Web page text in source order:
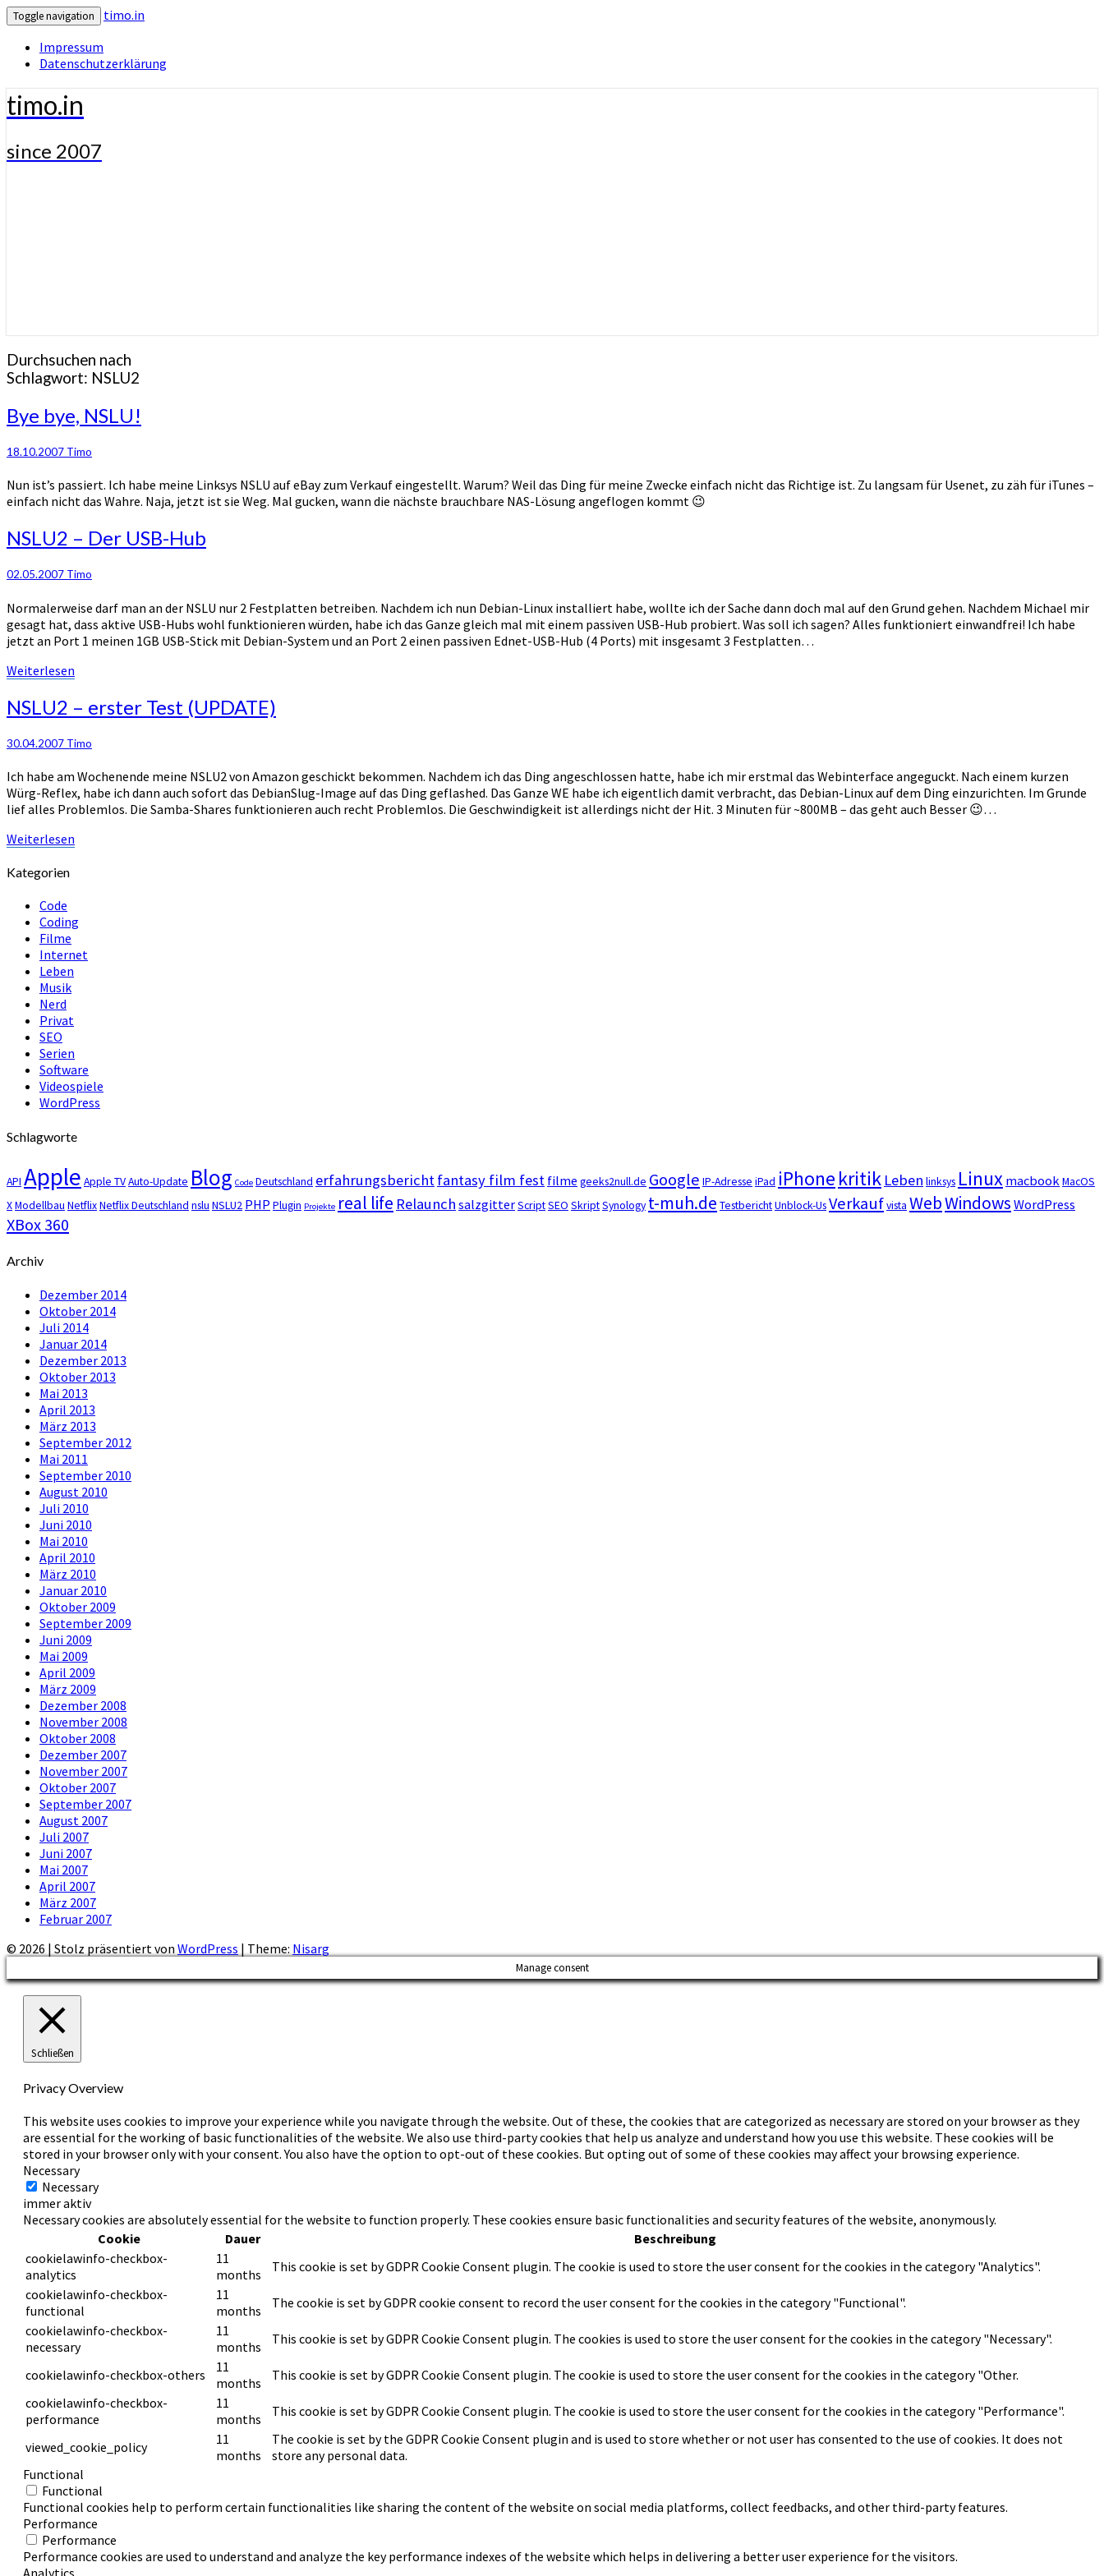
Toggle navigation
timo.in
Impressum
Datenschutzerklärung
timo.in
since 2007
Durchsuchen nach
Schlagwort: NSLU2
Bye
bye,
NSLU!
Bye bye, NSLU!
18.10.2007 Timo
Nun ist’s passiert. Ich habe meine Linksys NSLU auf eBay zum Verkauf eingestellt. Warum? Weil das Ding für meine Zwecke einfach nicht das Richtige ist. Zu langsam für Usenet, zu zäh für iTunes –
einfach nicht das Wahre. Naja, jetzt ist sie Weg. Mal gucken, wann die nächste brauchbare NAS-Lösung angeflogen kommt 😉
NSLU2
–
Der
USB-
NSLU2 – Der USB-Hub
02.05.2007 Timo
Normalerweise darf man an der NSLU nur 2 Festplatten betreiben. Nachdem ich nun Debian-Linux installiert habe, wollte ich der Sache dann doch mal auf den Grund gehen. Nachdem Michael mir
gesagt hat, dass aktive USB-Hubs wohl funktionieren würden, habe ich das Ganze gleich mal mit einem passiven USB-Hub probiert. Was soll ich sagen? Alles funktioniert einwandfrei! Ich habe
jetzt an Port 1 meinen 1GB USB-Stick mit Debian-System und an Port 2 einen passiven Ednet-USB-Hub (4 Ports) mit insgesamt 3 Festplatten…
Weiterlesen
NSLU2
–
Test
NSLU2 – erster Test (UPDATE)
30.04.2007 Timo
Ich habe am Wochenende meine NSLU2 von Amazon geschickt bekommen. Nachdem ich das Ding angeschlossen hatte, habe ich mir erstmal das Webinterface angeguckt. Nach einem kurzen
Würg-Reflex, habe ich dann auch sofort das DebianSlug-Image auf das Ding geflashed. Das Ganze WE habe ich eigentlich damit verbracht, das Debian-Linux auf dem Ding einzurichten. Im Grunde
lief alles Problemlos. Die Samba-Shares funktionieren auch recht Problemlos. Die Geschwindigkeit ist allerdings nicht der Hit. 3 Minuten für ~800MB – das geht auch Besser 😉…
Weiterlesen
Kategorien
Code
Coding
Filme
Internet
Leben
Musik
Nerd
Privat
SEO
Serien
Software
Videospiele
WordPress
Schlagworte
API Apple Apple TVAuto-Update Blog Code Deutschland erfahrungsberichtfantasy film fest filme geeks2null.de Google IP-Adresse iPad iPhonekritik Leben linksys Linux macbook MacOS
XModellbau NetflixNetflix Deutschland nslu NSLU2 PHP Plugin Projekte real life Relaunch salzgitterScriptSEO SkriptSynology t-muh.de TestberichtUnblock-UsVerkaufvista WebWindows WordPress
XBox 360
Archiv
Dezember 2014
Oktober 2014
Juli 2014
Januar 2014
Dezember 2013
Oktober 2013
Mai 2013
April 2013
März 2013
September 2012
Mai 2011
September 2010
August 2010
Juli 2010
Juni 2010
Mai 2010
April 2010
März 2010
Januar 2010
Oktober 2009
September 2009
Juni 2009
Mai 2009
April 2009
März 2009
Dezember 2008
November 2008
Oktober 2008
Dezember 2007
November 2007
Oktober 2007
September 2007
August 2007
Juli 2007
Juni 2007
Mai 2007
April 2007
März 2007
Februar 2007
© 2026 | Stolz präsentiert von WordPress | Theme: Nisarg
Manage consent
Schließen
Privacy Overview
This website uses cookies to improve your experience while you navigate through the website. Out of these, the cookies that are categorized as necessary are stored on your browser as they
are essential for the working of basic functionalities of the website. We also use third-party cookies that help us analyze and understand how you use this website. These cookies will be
stored in your browser only with your consent. You also have the option to opt-out of these cookies. But opting out of some of these cookies may affect your browsing experience.
Necessary
Necessary
immer aktiv
Necessary cookies are absolutely essential for the website to function properly. These cookies ensure basic functionalities and security features of the website, anonymously.
Cookie
Dauer
Beschreibung
cookielawinfo-checkbox-
analytics
11
months
This cookie is set by GDPR Cookie Consent plugin. The cookie is used to store the user consent for the cookies in the category "Analytics".
cookielawinfo-checkbox-
functional
11
months
The cookie is set by GDPR cookie consent to record the user consent for the cookies in the category "Functional".
cookielawinfo-checkbox-
necessary
11
months
This cookie is set by GDPR Cookie Consent plugin. The cookies is used to store the user consent for the cookies in the category "Necessary".
cookielawinfo-checkbox-others
11
months
This cookie is set by GDPR Cookie Consent plugin. The cookie is used to store the user consent for the cookies in the category "Other.
cookielawinfo-checkbox-
performance
11
months
This cookie is set by GDPR Cookie Consent plugin. The cookie is used to store the user consent for the cookies in the category "Performance".
viewed_cookie_policy
11
months
The cookie is set by the GDPR Cookie Consent plugin and is used to store whether or not user has consented to the use of cookies. It does not
store any personal data.
Functional
Functional
Functional cookies help to perform certain functionalities like sharing the content of the website on social media platforms, collect feedbacks, and other third-party features.
Performance
Performance
Performance cookies are used to understand and analyze the key performance indexes of the website which helps in delivering a better user experience for the visitors.